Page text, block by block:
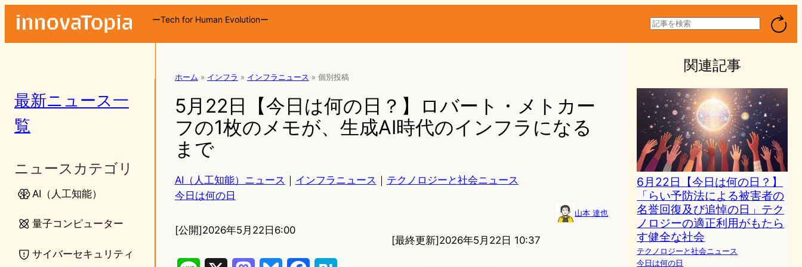
ーTech for Human Evolutionー
検
索
最新ニュース一
覧
ニュースカテゴリ
AI（人工知能）
量子コンピューター
サイバーセキュリティ
ホーム » インフラ » インフラニュース » 個別投稿
5月22日【今日は何の日？】ロバート・メトカー
フの1枚のメモが、生成AI時代のインフラになる
まで
AI（人工知能）ニュース ｜ インフラニュース ｜ テクノロジーと社会ニュース
今日は何の日
山本 達也
[公開]2026年5月22日6:00
[最終更新]2026年5月22日 10:37
関連記事
6月22日【今日は何の日？】
「らい予防法による被害者の
名誉回復及び追悼の日」テク
ノロジーの適正利用がもたら
す健全な社会
テクノロジーと社会ニュース
今日は何の日